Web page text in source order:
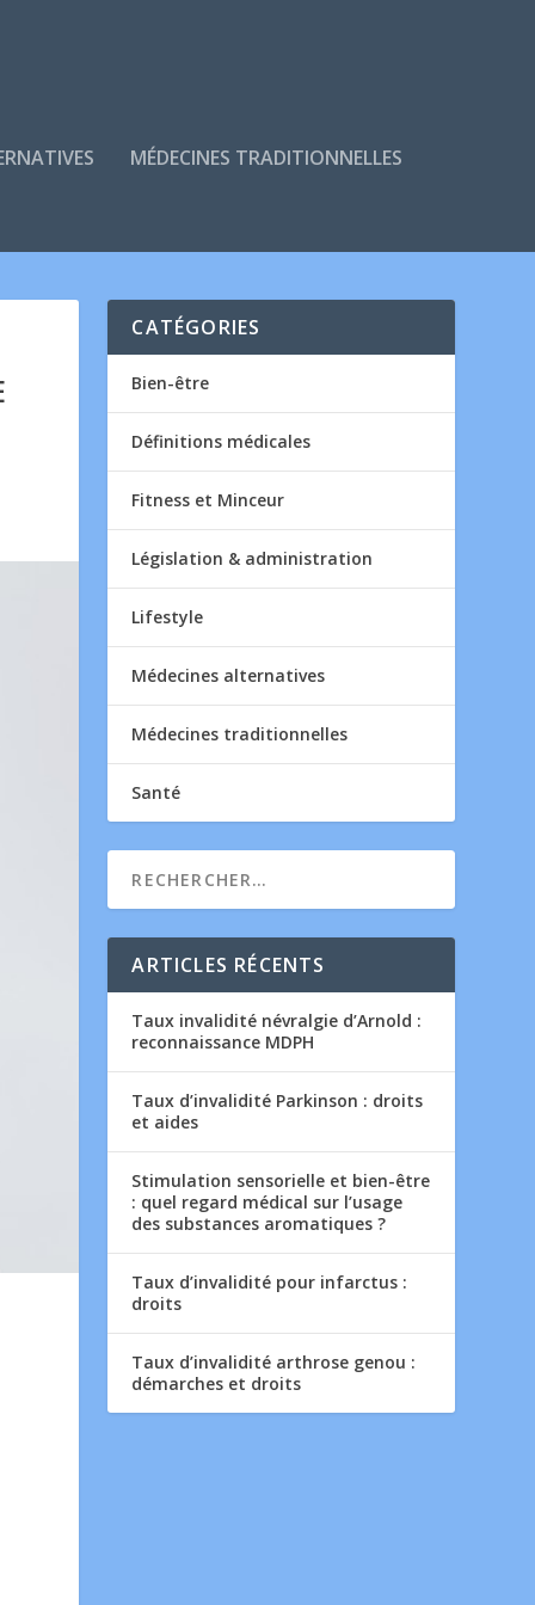
MÉDECINES TRADITIONNELLES
CATÉGORIES
Bien-être
Définitions médicales
Fitness et Minceur
Législation & administration
Lifestyle
Médecines alternatives
Médecines traditionnelles
Santé
ARTICLES RÉCENTS
Taux invalidité névralgie d’Arnold :
reconnaissance MDPH
Taux d’invalidité Parkinson : droits
et aides
Stimulation sensorielle et bien-être
: quel regard médical sur l’usage
des substances aromatiques ?
Taux d’invalidité pour infarctus :
droits
Taux d’invalidité arthrose genou :
démarches et droits